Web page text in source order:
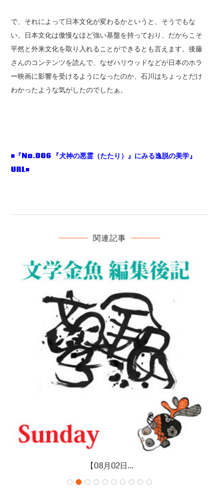
で、それによって日本文化が変わるかというと、そうでもな
い。日本文化は傲慢なほど強い基盤を持っており、だからこそ
平然と外来文化を取り入れることができるとも言えます。後藤
さんのコンテンツを読んで、なぜハリウッドなどが日本のホラ
ー映画に影響を受けるようになったのか、石川はちょっとだけ
わかったような気がしたのでしたぁ。
■『No.006 『犬神の悪霊（たたり）』にみる逸脱の美学』
URL■
関連記事
【08月02日...